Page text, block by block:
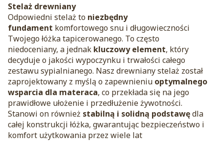
Stelaż drewniany
Odpowiedni stelaż to niezbędny
fundament komfortowego snu i długowieczności
Twojego łóżka tapicerowanego. To często
niedoceniany, a jednak kluczowy element, który
decyduje o jakości wypoczynku i trwałości całego
zestawu sypialnianego. Nasz drewniany stelaż został
zaprojektowany z myślą o zapewnieniu optymalnego
wsparcia dla materaca, co przekłada się na jego
prawidłowe ułożenie i przedłużenie żywotności.
Stanowi on również stabilną i solidną podstawędla
całej konstrukcji łóżka, gwarantując bezpieczeństwo i
komfort użytkowania przez wiele lat